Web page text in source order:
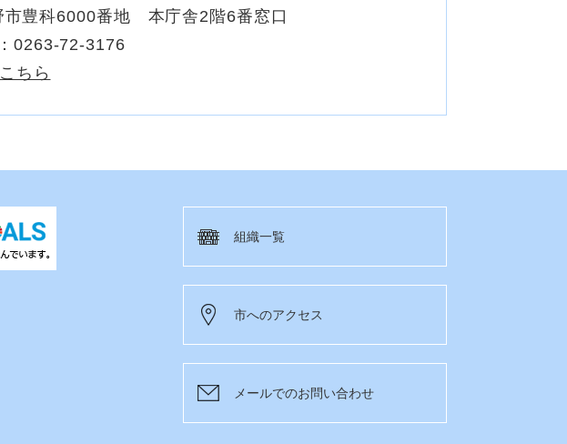
市豊科6000番地 本庁舎2階6番窓口
0263-72-3176
ちら
組織一覧
市へのアクセス
メールでのお問い合わせ